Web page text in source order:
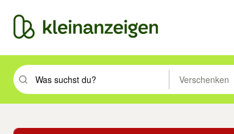
Suchbegriff eingeben. Eingabetaste drücken um zu
Verschenken